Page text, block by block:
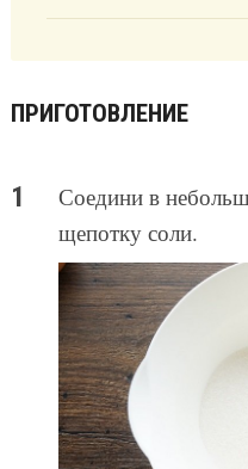
ПРИГОТОВЛЕНИЕ
Соедини в
щепотку соли.